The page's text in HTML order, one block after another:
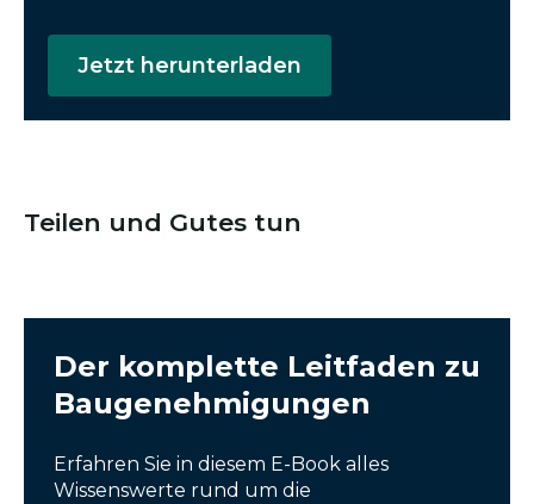
Jetzt herunterladen
Teilen und Gutes tun
Der komplette Leitfaden zu
Baugenehmigungen
Erfahren Sie in diesem E-Book alles
Wissenswerte rund um die